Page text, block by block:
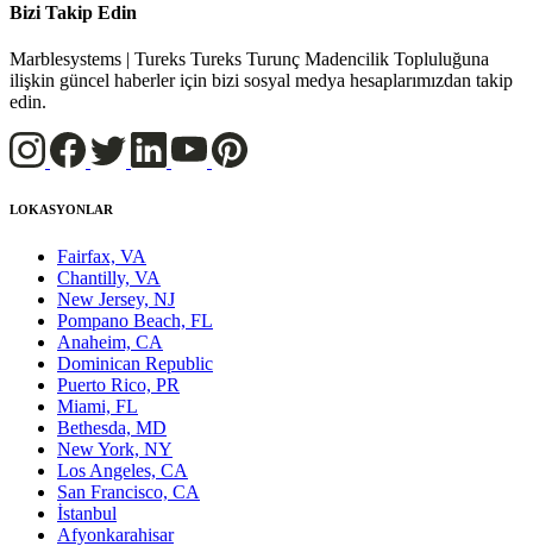
Bizi Takip Edin
Marblesystems | Tureks Tureks Turunç Madencilik Topluluğuna
ilişkin güncel haberler için bizi sosyal medya hesaplarımızdan takip
edin.
LOKASYONLAR
Fairfax, VA
Chantilly, VA
New Jersey, NJ
Pompano Beach, FL
Anaheim, CA
Dominican Republic
Puerto Rico, PR
Miami, FL
Bethesda, MD
New York, NY
Los Angeles, CA
San Francisco, CA
İstanbul
Afyonkarahisar